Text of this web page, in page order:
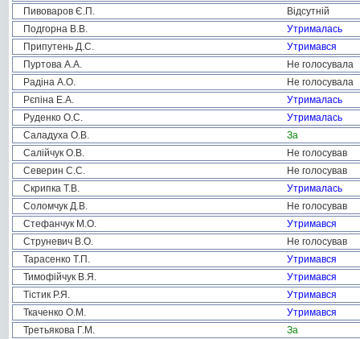
Пивоваров Є.П.
Відсутній
Подгорна В.В.
Утрималась
Припутень Д.С.
Утримався
Пуртова А.А.
Не голосувала
Радіна А.О.
Не голосувала
Рєпіна Е.А.
Утрималась
Руденко О.С.
Утрималась
Саладуха О.В.
За
Салійчук О.В.
Не голосував
Северин С.С.
Не голосував
Скрипка Т.В.
Утрималась
Соломчук Д.В.
Не голосував
Стефанчук М.О.
Утримався
Струневич В.О.
Не голосував
Тарасенко Т.П.
Утримався
Тимофійчук В.Я.
Утримався
Тістик Р.Я.
Утримався
Ткаченко О.М.
Утримався
Третьякова Г.М.
За